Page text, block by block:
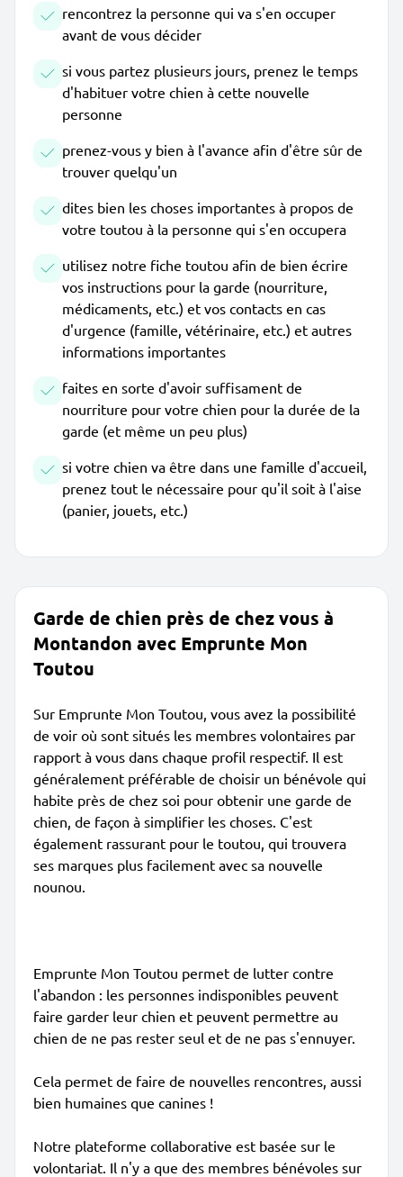
rencontrez la personne qui va s'en occuper
avant de vous décider
si vous partez plusieurs jours, prenez le temps
d'habituer votre chien à cette nouvelle
personne
prenez-vous y bien à l'avance afin d'être sûr de
trouver quelqu'un
dites bien les choses importantes à propos de
votre toutou à la personne qui s'en occupera
utilisez notre fiche toutou afin de bien écrire
vos instructions pour la garde (nourriture,
médicaments, etc.) et vos contacts en cas
d'urgence (famille, vétérinaire, etc.) et autres
informations importantes
faites en sorte d'avoir suffisament de
nourriture pour votre chien pour la durée de la
garde (et même un peu plus)
si votre chien va être dans une famille d'accueil,
prenez tout le nécessaire pour qu'il soit à l'aise
(panier, jouets, etc.)
Garde de chien près de chez vous à
Montandon avec Emprunte Mon
Toutou
Sur Emprunte Mon Toutou, vous avez la possibilité
de voir où sont situés les membres volontaires par
rapport à vous dans chaque profil respectif. Il est
généralement préférable de choisir un bénévole qui
habite près de chez soi pour obtenir une garde de
chien, de façon à simplifier les choses. C'est
également rassurant pour le toutou, qui trouvera
ses marques plus facilement avec sa nouvelle
nounou.
Emprunte Mon Toutou permet de lutter contre
l'abandon : les personnes indisponibles peuvent
faire garder leur chien et peuvent permettre au
chien de ne pas rester seul et de ne pas s'ennuyer.
Cela permet de faire de nouvelles rencontres, aussi
bien humaines que canines !
Notre plateforme collaborative est basée sur le
volontariat. Il n'y a que des membres bénévoles sur